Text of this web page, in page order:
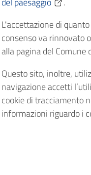
L'accettazione di
consenso va rinnovato
alla pagina del Comune
Questo sito, inoltre,
navigazione accetti
cookie di tracciamento
informazioni riguardo i
Cod.
Consistenza
Diritto
–